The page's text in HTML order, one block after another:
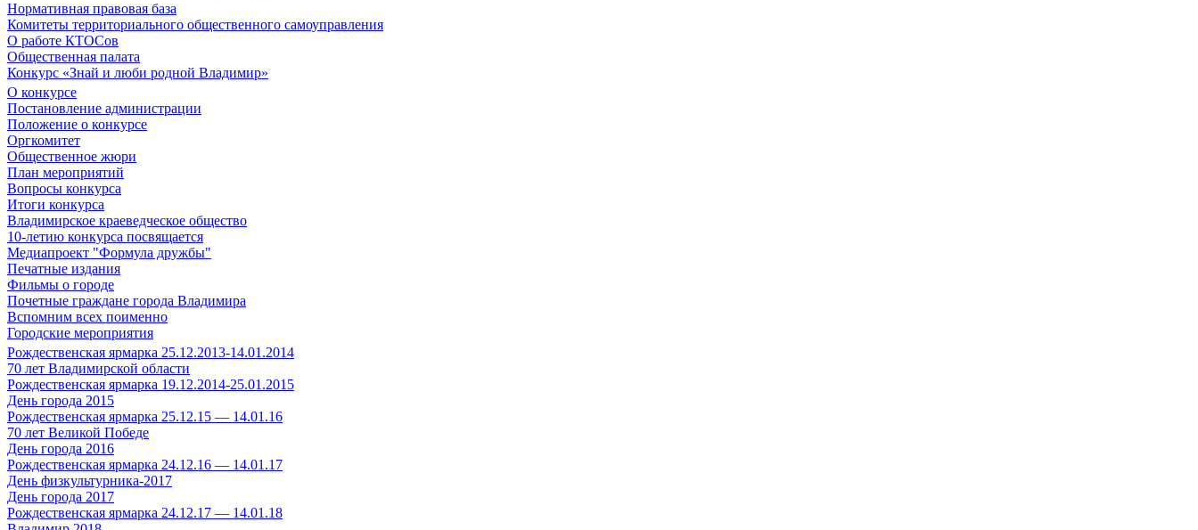
Нормативная правовая база
Комитеты территориального общественного самоуправления
О работе КТОСов
Общественная палата
Конкурс «Знай и люби родной Владимир»
О конкурсе
Постановление администрации
Положение о конкурсе
Оргкомитет
Общественное жюри
План мероприятий
Вопросы конкурса
Итоги конкурса
Владимирское краеведческое общество
10-летию конкурса посвящается
Медиапроект "Формула дружбы"
Печатные издания
Фильмы о городе
Почетные граждане города Владимира
Вспомним всех поименно
Городские мероприятия
Рождественская ярмарка 25.12.2013-14.01.2014
70 лет Владимирской области
Рождественская ярмарка 19.12.2014-25.01.2015
День города 2015
Рождественская ярмарка 25.12.15 — 14.01.16
70 лет Великой Победе
День города 2016
Рождественская ярмарка 24.12.16 — 14.01.17
День физкультурника-2017
День города 2017
Рождественская ярмарка 24.12.17 — 14.01.18